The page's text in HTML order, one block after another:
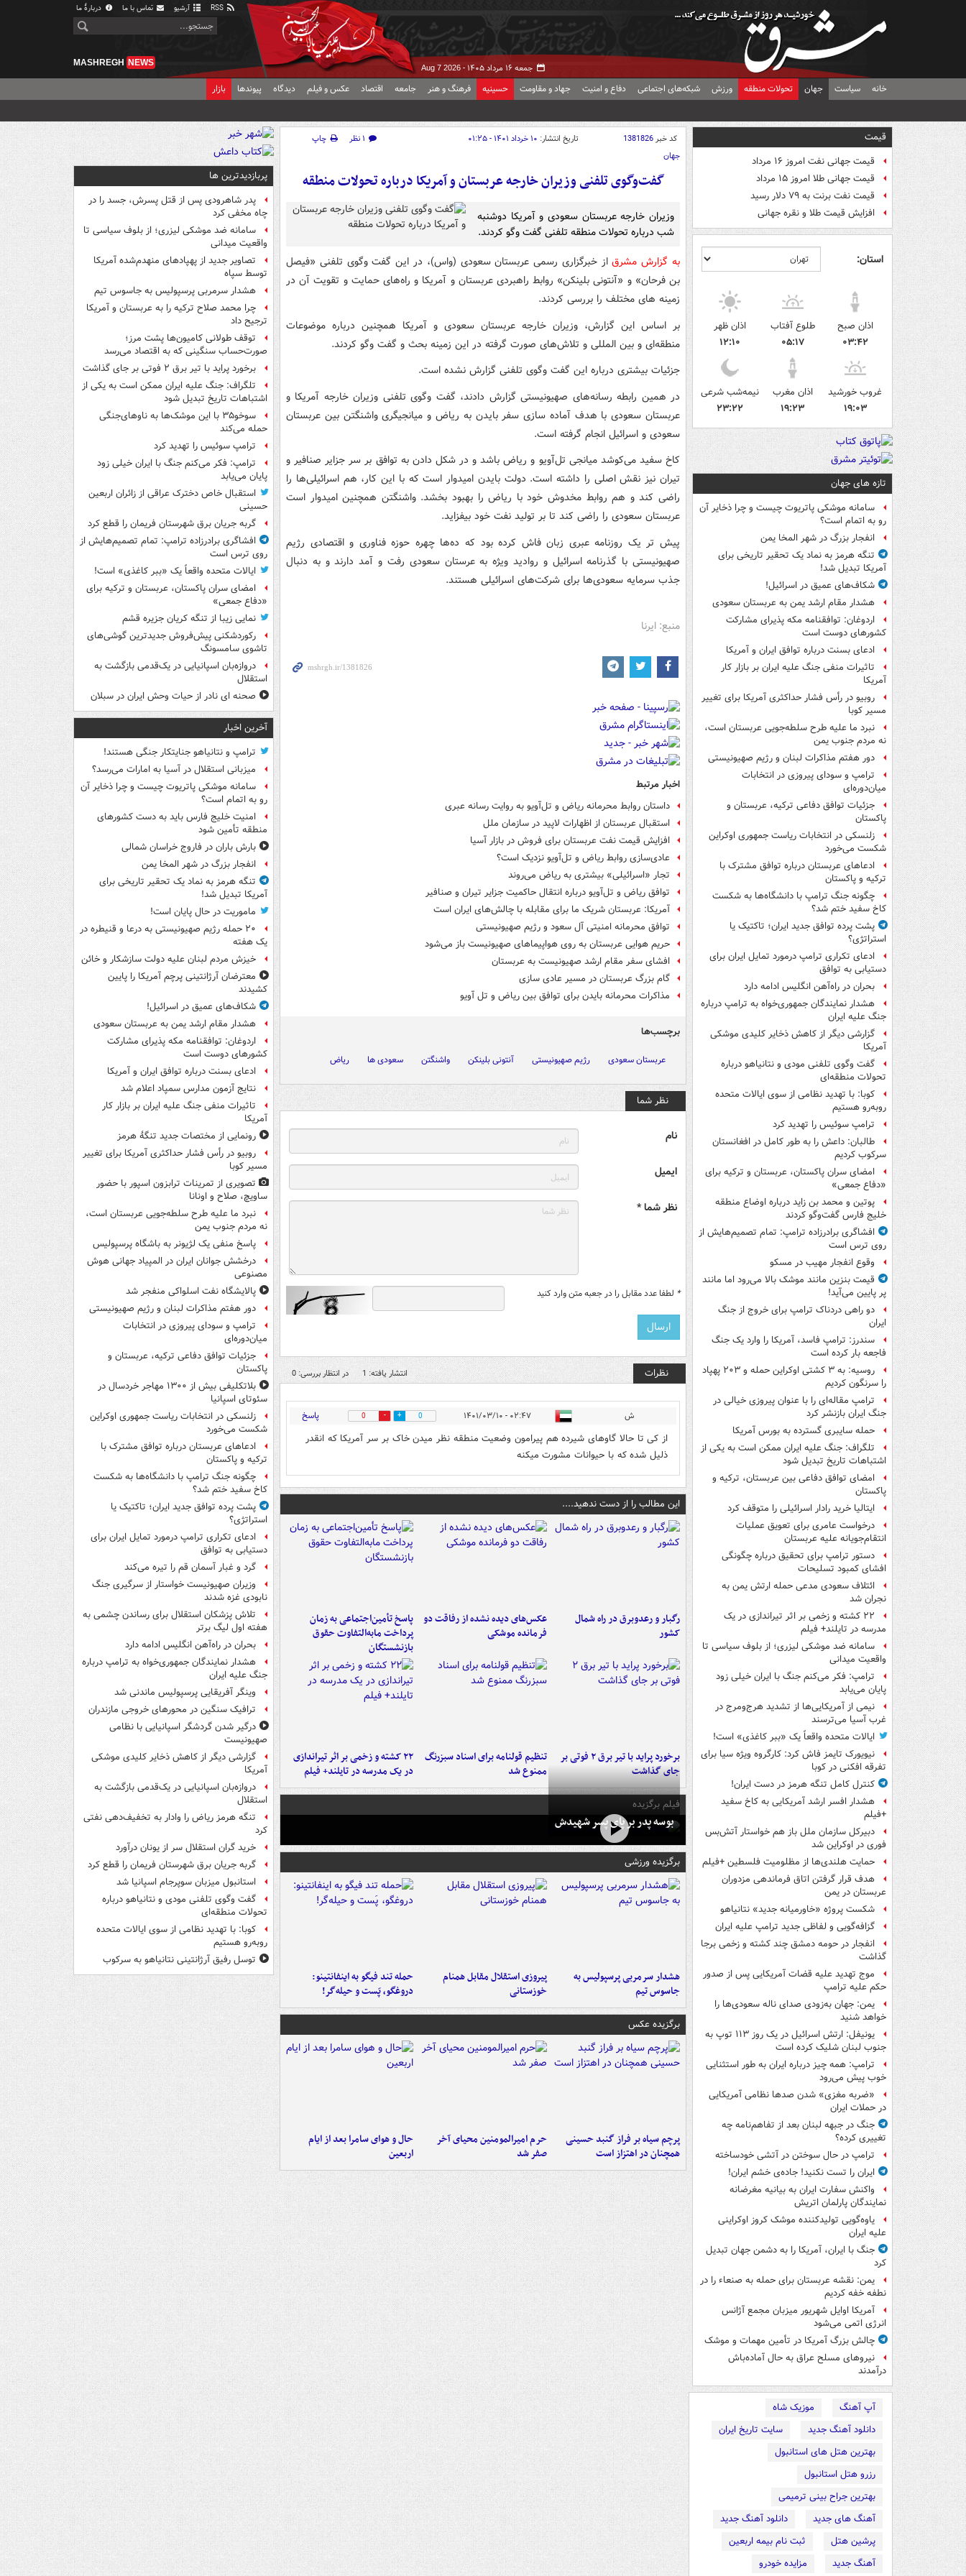
آرشیو تماس با ما دربارهٔ ما
جمعه ۱۶ مرداد ۱۴۰۵ - Aug 7 2026
MASHREGH NEWS
خانه سیاست جهان تحولات منطقه ورزش شبکه‌های اجتماعی دفاع و امنیت جهاد و مقاومت حسینیه فرهنگ و هنر جامعه اقتصاد عکس و فیلم دیدگاه پیوندها بازار
قیمت
قیمت جهانی نفت امروز ۱۶ مرداد
قیمت جهانی طلا امروز ۱۵ مرداد
قیمت نفت برنت به ۷۹ دلار رسید
افزایش قیمت طلا و نقره جهانی
استان:
اذان صبح
۰۳:۴۲
طلوع آفتاب
۰۵:۱۷
اذان ظهر
۱۲:۱۰
غروب خورشید
۱۹:۰۳
اذان مغرب
۱۹:۲۳
نیمه‌شب شرعی
۲۳:۲۲
تازه های جهان
سامانه موشکی پاتریوت چیست و چرا ذخایر آن
رو به اتمام است؟
انفجار بزرگ در شهر المخا یمن
تنگه هرمز به نماد یک تحقیر تاریخی برای
آمریکا تبدیل شد!
شکاف‌های عمیق در اسرائیل!
هشدار مقام ارشد یمن به عربستان سعودی
اردوغان: توافقنامه مکه پذیرای مشارکت
کشورهای دوست است
ادعای بسنت درباره توافق ایران و آمریکا
تاثیرات منفی جنگ علیه ایران بر بازار کار
آمریکا
روبیو در رأس فشار حداکثری آمریکا برای تغییر
مسیر کوبا
نبرد ما علیه طرح سلطه‌جویی عربستان است،
نه مردم جنوب یمن
دور هفتم مذاکرات لبنان و رژیم صهیونیستی
ترامپ و سودای پیروزی در انتخابات
میان‌دوره‌ای
جزئیات توافق دفاعی ترکیه، عربستان و
پاکستان
زلنسکی در انتخابات ریاست جمهوری اوکراین
شکست می‌خورد
ادعاهای عربستان درباره توافق مشترک با
ترکیه و پاکستان
چگونه جنگ ترامپ با دانشگاه‌ها به شکست
کاخ سفید ختم شد؟
پشت پرده توافق جدید ایران؛ تاکتیک یا
استراتژی؟
ادعای تکراری ترامپ درمورد تمایل ایران برای
دستیابی به توافق
بحران در راه‌آهن انگلیس ادامه دارد
هشدار نمایندگان جمهوری‌خواه به ترامپ درباره
جنگ علیه ایران
گزارشی دیگر از کاهش ذخایر کلیدی موشکی
آمریکا
گفت وگوی تلفنی مودی و نتانیاهو درباره
تحولات منطقه‌ای
کوبا: با تهدید نظامی از سوی ایالات متحده
روبه‌رو هستیم
ترامپ سوئیس را تهدید کرد
طالبان: داعش را به طور کامل در افغانستان
سرکوب کردیم
امضای سران پاکستان، عربستان و ترکیه برای
«دفاع جمعی»
پوتین و محمد بن زاید درباره اوضاع منطقه
خلیج فارس گفت‌وگو کردند
افشاگری برادرزاده ترامپ: تمام تصمیم‌هایش از
روی ترس است
وقوع انفجار مهیب در مسکو
قیمت بنزین مانند موشک بالا می‌رود اما مانند
پر پایین می‌آید!
دو راهی دردناک ترامپ برای خروج از جنگ
ایران
سندرز: ترامپ فاسد، آمریکا را وارد یک جنگ
فاجعه بار کرده است
روسیه: به ۳ کشتی اوکراین حمله و ۲۰۳ پهپاد
را سرنگون کردیم
ترامپ مقاله‌ای را با عنوان پیروزی خیالی در
جنگ ایران بازنشر کرد
حمله سایبری گسترده به بورس آمریکا
تلگراف: جنگ علیه ایران ممکن است به یکی از
اشتباهات تاریخ تبدیل شود
امضای توافق دفاعی بین عربستان، ترکیه و
پاکستان
ایتالیا خرید رادار اسرائیلی را متوقف کرد
درخواست عامری برای تعویق عملیات
انتقام‌جویانه علیه عربستان
دستور ترامپ برای تحقیق درباره چگونگی
افشای کمبود تسلیحات
ائتلاف سعودی مدعی حمله ارتش یمن به
نجران شد
۲۲ کشته و زخمی بر اثر تیراندازی در یک
مدرسه در تایلند+ فیلم
سامانه ضد موشکی لیزری؛ از بلوف سیاسی تا
واقعیت میدانی
ترامپ: فکر می‌کنم جنگ با ایران خیلی زود
پایان می‌یابد
نیمی از آمریکایی‌ها از تشدید هرج‌ومرج در
غرب آسیا می‌ترسند
ایالات متحده واقعاً یک «ببر کاغذی» است!
نیویورک تایمز فاش کرد: کارگروه ویژه سیا برای
تفرقه افکنی در کوبا
کنترل کامل تنگه هرمز در دست ایران!
هشدار افسر ارشد آمریکایی به کاخ سفید
+فیلم
دبیرکل سازمان ملل باز هم خواستار آتش‌بس
فوری در اوکراین شد
حمایت هلندی‌ها از مظلومیت فلسطین +فیلم
هدف قرار گرفتن اتاق‌ فرماندهی مزدوران
عربستان در یمن
شکست پروژه «خاورمیانه جدید» نتانیاهو
گزافه‌گویی و لفاظی جدید ترامپ علیه ایران
انفجار در حومه دمشق چند کشته و زخمی برجا
گذاشت
موج تهدید علیه قضات آمریکایی پس از صدور
حکم علیه ترامپ
یمن: جهان به‌زودی صدای ناله سعودی‌ها را
خواهد شنید
یونیفل: ارتش اسرائیل در یک روز ۱۱۳ توپ به
جنوب لبنان شلیک کرده است
ترامپ: همه چیز درباره ایران به طور استثنایی
خوب پیش می‌رود
«ضربه مغزی» شدن صدها نظامی آمریکایی
در حملات ایران
جنگ در جبهه لبنان بعد از تفاهم‌نامه چه
تغییری کرده؟
ترامپ در حال سوختن در آتشی خودساخته
ایران را تست نکنید! جاده‌ی خشم ایران!
واکنش سفارت ایران به بیانیه مغرضانه
نمایندگان پارلمان اتریش
یاوه‌گویی تولیدکننده موشک کروز اوکراینی
علیه ایران
جنگ با ایران، آمریکا را به دشمن جهان تبدیل
کرد
یمن: نقشه عربستان برای حمله به صنعاء را در
نطفه خفه کردیم
آمریکا اوایل شهریور میزبان مجمع آژانس
انرژی اتمی می‌شود
چالش بزرگ آمریکا در تأمین مهمات و موشک
نیروهای مسلح عراق به حال آماده‌باش
درآمدند
آپ آهنگ
موزیک شاه
دانلود آهنگ جدید
سایت تاریخ ایران
بهترین هتل های استانبول
رزرو هتل استانبول
بهترین جراح بینی ترمیمی
آهنگ های جدید
دانلود آهنگ جدید
پرشین هتل
ثبت نام بیمه اربعین
آهنگ جدید
مزایده خودرو
کد خبر1381826 تاریخ انتشار: ۱۰ خرداد ۱۴۰۱ - ۰۱:۲۵ ۱ نظر
چاپ
جهان
گفت‌وگوی تلفنی وزیران خارجه عربستان و آمریکا درباره تحولات منطقه
وزیران خارجه عربستان سعودی و آمریکا دوشنبه
شب درباره تحولات منطقه تلفنی گفت وگو کردند.
به گزارش مشرقاز خبرگزاری رسمی عربستان سعودی (واس)، در این گفت وگوی تلفنی «فیصل
بن فرحان» و «آنتونی بلینکن» روابط راهبردی عربستان و آمریکا و راه‌های حمایت و تقویت آن در
زمینه ‌های مختلف را بررسی کردند.
بر اساس این گزارش، وزیران خارجه عربستان سعودی و آمریکا همچنین درباره موضوعات
منطقه‌ای و بین المللی و تلاش‌های صورت گرفته در این زمینه بحث و گفت وگو کردند.
جزئیات بیشتری درباره این گفت وگوی تلفنی گزارش نشده است.
در همین رابطه رسانه‌های صهیونیستی گزارش دادند، گفت وگوی تلفنی وزیران خارجه آمریکا و
عربستان سعودی با هدف آماده سازی سفر بایدن به ریاض و میانجیگری واشنگتن بین عربستان
سعودی و اسرائیل انجام گرفته است.
کاخ سفید می‌کوشد میانجی تل‌آویو و ریاض باشد و در شکل دادن به توافق بر سر جزایر صنافیر و
تیران نیز نقش اصلی را داشته است. دولت بایدن امیدوار است که با این کار، هم اسرائیلی‌ها را
راضی کند و هم روابط مخدوش خود با ریاض را بهبود بخشد. واشنگتن همچنین امیدوار است
عربستان سعودی را راضی کند تا بر تولید نفت خود بیفزاید.
پیش تر یک روزنامه عبری زبان فاش کرده بود که ده‌ها چهره حوزه فناوری و اقتصادی رژیم
صهیونیستی با گذرنامه اسرائیل و روادید ویژه به عرستان سعودی رفت و آمد دارند و به دنبال
جذب سرمایه سعودی‌ها برای شرکت‌های اسرائیلی هستند.
منبع: ایرنا
اخبار مرتبط
داستان روابط محرمانه ریاض و تل‌آویو به روایت رسانه عبری
استقبال عربستان از اظهارات لاپید در سازمان ملل
افزایش قیمت نفت عربستان برای فروش در بازار آسیا
عادی‌سازی روابط ریاض و تل‌آویو نزدیک است؟
تجار «اسرائیلی» بیشتری به ریاض می‌روند
توافق ریاض و تل‌آویو درباره انتقال حاکمیت جزایر تیران و صنافیر
آمریکا: عربستان شریک ما برای مقابله با چالش‌های ایران است
توافق محرمانه امنیتی آل سعود و رژیم صهیونیستی
حریم هوایی عربستان به روی هواپیماهای صهیونیست باز می‌شود
افشای سفر مقام ارشد صهیونیست به عربستان
گام بزرگ عربستان در مسیر عادی سازی
مذاکرات محرمانه بایدن برای توافق بین ریاض و تل آویو
برچسب‌ها
عربستان سعودی رژیم صهیونیستی آنتونی بلینکن واشنگتن سعودی ها ریاض
نظر شما
نام
ایمیل
نظر شما *
* لطفا عدد مقابل را در جعبه متن وارد کنید
نظرات انتشار یافته: 1 در انتظار بررسی: 0
ش ۰۲:۴۷ - ۱۴۰۱/۰۳/۱۰ 0
0 پاسخ
از کی تا حالا گاوهای شیرده هم پیرامون وضعیت منطقه نظر میدن خاک بر سر آمریکا که انقدر
ذلیل شده که با حیوانات مشورت میکنه
این مطالب را از دست ندهید....
رگبار و رعدوبرق در راه شمال
کشور
عکس‌های دیده نشده از رفاقت دو
فرمانده‌ موشکی
پاسخ تأمین‌اجتماعی به زمان
پرداخت مابه‌التفاوت حقوق
بازنشستگان
برخورد پراید با تیر برق ۲ فوتی بر
جای گذاشت
تنظیم قولنامه برای اسناد سبزرنگ
ممنوع شد
۲۲ کشته و زخمی بر اثر تیراندازی
در یک مدرسه در تایلند+ فیلم
فیلم برگزیده
بوسه‌ پدر بر پای پسر شهیدش
برگزیده ورزشی
هشدار سرمربی پرسپولیس به
جاسوس تیم
پیروزی استقلال مقابل همنام
خوزستانی
حمله تند فیگو به اینفانتینو:
دروغگو، پَست‌ و حیله‌گر!
برگزیده عکس
پرچم سیاه بر فراز گنبد حسینی
همچنان در اهتزاز است
حرم امیرالمومنین محیای آخر
صفر شد
حال و هوای سامرا بعد از ایام
اربعین
پربازدیدترین ها
پدر شاهرودی پس از قتل پسرش، جسد را در
چاه مخفی کرد
سامانه ضد موشکی لیزری؛ از بلوف سیاسی تا
واقعیت میدانی
تصاویر جدید از پهپادهای منهدم‌شده آمریکا
توسط سپاه
هشدار سرمربی پرسپولیس به جاسوس تیم
چرا محمد صلاح ترکیه را به عربستان و آمریکا
ترجیح داد
توقف طولانی کامیون‌ها پشت مرز؛
صورت‌حساب سنگینی که به اقتصاد می‌رسد
برخورد پراید با تیر برق ۲ فوتی بر جای گذاشت
تلگراف: جنگ علیه ایران ممکن است به یکی از
اشتباهات تاریخ تبدیل شود
سوخو۳۵ با این موشک‌ها به ناوهای‌جنگی
حمله می‌کند
ترامپ سوئیس را تهدید کرد
ترامپ: فکر می‌کنم جنگ با ایران خیلی زود
پایان می‌یابد
استقبال خاص دخترک عراقی از زائران اربعین
حسینی
گربه جریان برق شهرستان فریمان را قطع کرد
افشاگری برادرزاده ترامپ: تمام تصمیم‌هایش از
روی ترس است
ایالات متحده واقعاً یک «ببر کاغذی» است!
امضای سران پاکستان، عربستان و ترکیه برای
«دفاع جمعی»
نمایی زیبا از تنگه کریان جزیره قشم
رکوردشکنی پیش‌فروش جدیدترین گوشی‌های
تاشوی سامسونگ
دروازه‌بان اسپانیایی در یک‌قدمی بازگشت به
استقلال
صحنه ای نادر از حیات وحش ایران در سبلان
آخرین اخبار
ترامپ و نتانیاهو جنایتکار جنگی هستند!
میزبانی استقلال در آسیا به امارات می‌رسد؟
سامانه موشکی پاتریوت چیست و چرا ذخایر آن
رو به اتمام است؟
امنیت خلیج فارس باید به دست کشورهای
منطقه تأمین شود
بارش باران در فاروج خراسان شمالی
انفجار بزرگ در شهر المخا یمن
تنگه هرمز به نماد یک تحقیر تاریخی برای
آمریکا تبدیل شد!
ماموریت در حال پایان است!
۲۰ حمله رژیم صهیونیستی به درعا و قنیطره در
یک هفته
خیزش مردم لبنان علیه دولت سازشکار و خائن
معترضان آرژانتینی پرچم آمریکا را پایین
کشیدند
شکاف‌های عمیق در اسرائیل!
هشدار مقام ارشد یمن به عربستان سعودی
اردوغان: توافقنامه مکه پذیرای مشارکت
کشورهای دوست است
ادعای بسنت درباره توافق ایران و آمریکا
نتایج آزمون مدارس سمپاد اعلام شد
تاثیرات منفی جنگ علیه ایران بر بازار کار
آمریکا
رونمایی از مختصات جدید تنگۀ هرمز
روبیو در رأس فشار حداکثری آمریکا برای تغییر
مسیر کوبا
تصویری از تمرینات ترابزون اسپور با حضور
ساویچ، صلاح و اونانا
نبرد ما علیه طرح سلطه‌جویی عربستان است،
نه مردم جنوب یمن
پاسخ منفی یک لژیونر به باشگاه پرسپولیس
درخشش جوانان ایران در المپیاد جهانی هوش
مصنوعی
پالایشگاه نفت اسلواکی منفجر شد
دور هفتم مذاکرات لبنان و رژیم صهیونیستی
ترامپ و سودای پیروزی در انتخابات
میان‌دوره‌ای
جزئیات توافق دفاعی ترکیه، عربستان و
پاکستان
بلاتکلیفی بیش از ۱۳۰۰ مهاجر خردسال در
سئوتای اسپانیا
زلنسکی در انتخابات ریاست جمهوری اوکراین
شکست می‌خورد
ادعاهای عربستان درباره توافق مشترک با
ترکیه و پاکستان
چگونه جنگ ترامپ با دانشگاه‌ها به شکست
کاخ سفید ختم شد؟
پشت پرده توافق جدید ایران؛ تاکتیک یا
استراتژی؟
ادعای تکراری ترامپ درمورد تمایل ایران برای
دستیابی به توافق
گرد و غبار آسمان قم را تیره می‌کند
وزیران صهیونیست خواستار از سرگیری جنگ
نابودی غزه شدند
تلاش پزشکان استقلال برای رساندن چشمی به
هفته اول لیگ برتر
بحران در راه‌آهن انگلیس ادامه دارد
هشدار نمایندگان جمهوری‌خواه به ترامپ درباره
جنگ علیه ایران
وینگر آفریقایی پرسپولیس ماندنی شد
ترافیک سنگین در محورهای خروجی مازندران
درگیر شدن گردشگر اسپانیایی با نظامی
صهیونیست
گزارشی دیگر از کاهش ذخایر کلیدی موشکی
آمریکا
دروازه‌بان اسپانیایی در یک‌قدمی بازگشت به
استقلال
تنگه هرمز ریاض را وادار به تخفیف‌دهی نفتی
کرد
خرید گران استقلال سر از یونان درآورد
گربه جریان برق شهرستان فریمان را قطع کرد
استانبول میزبان سوپرجام اسپانیا شد
گفت وگوی تلفنی مودی و نتانیاهو درباره
تحولات منطقه‌ای
کوبا: با تهدید نظامی از سوی ایالات متحده
روبه‌رو هستیم
توسل رفیق آرژانتینی نتانیاهو به سرکوب